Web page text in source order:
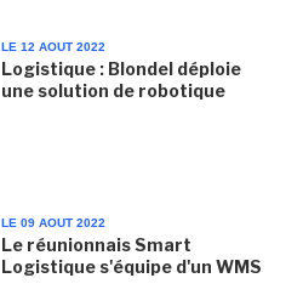
LE 12 AOUT 2022
Logistique : Blondel déploie
une solution de robotique
LE 09 AOUT 2022
Le réunionnais Smart
Logistique s'équipe d'un WMS